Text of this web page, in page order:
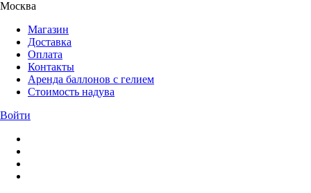
Москва
Магазин
Доставка
Оплата
Контакты
Аренда баллонов с гелием
Стоимость надува
Войти